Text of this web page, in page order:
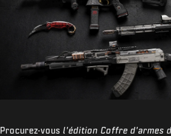
Procurez-vous l'édition Coffre d'armes